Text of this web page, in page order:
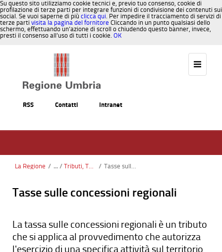
Su questo sito utilizziamo cookie tecnici e, previo tuo consenso, cookie di
profilazione di terze parti per integrare funzioni di condivisione dei contenuti sui
social. Se vuoi saperne di più clicca qui. Per impedire il tracciamento di servizi di
terze parti visita la pagina del fornitore Cliccando in un punto qualsiasi dello
schermo, effettuando un’azione di scroll o chiudendo questo banner, invece,
presti il consenso all’uso di tutti i cookie. OK
RSS Contatti Intranet
La Regione / Tributi, Tasse / Tasse sulle concessioni regionali
Tasse sulle concessioni regionali
La tassa sulle concessioni regionali è un tributo
che si applica al provvedimento che autorizza
l'esercizio di una specifica attività sul territorio